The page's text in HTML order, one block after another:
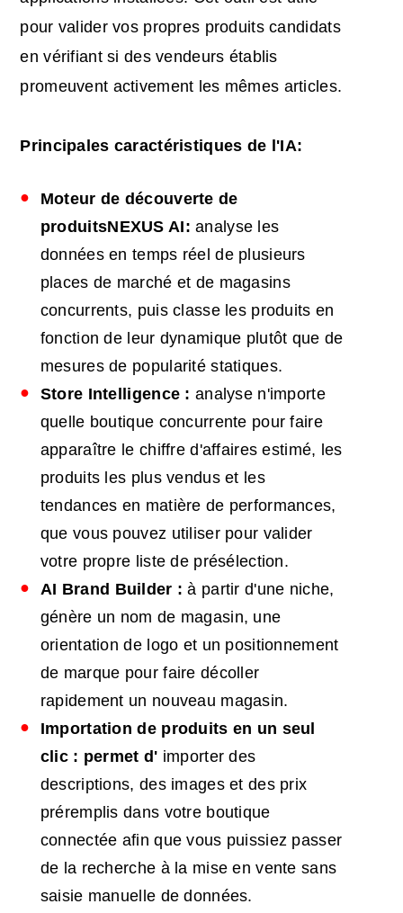
pour valider vos propres produits candidats
en vérifiant si des vendeurs établis
promeuvent activement les mêmes articles.
Principales caractéristiques de l'IA:
Moteur de découverte de
produitsNEXUS AI: analyse les
données en temps réel de plusieurs
places de marché et de magasins
concurrents, puis classe les produits en
fonction de leur dynamique plutôt que de
mesures de popularité statiques.
Store Intelligence : analyse n'importe
quelle boutique concurrente pour faire
apparaître le chiffre d'affaires estimé, les
produits les plus vendus et les
tendances en matière de performances,
que vous pouvez utiliser pour valider
votre propre liste de présélection.
AI Brand Builder : à partir d'une niche,
génère un nom de magasin, une
orientation de logo et un positionnement
de marque pour faire décoller
rapidement un nouveau magasin.
Importation de produits en un seul
clic : permet d' importer des
descriptions, des images et des prix
préremplis dans votre boutique
connectée afin que vous puissiez passer
de la recherche à la mise en vente sans
saisie manuelle de données.